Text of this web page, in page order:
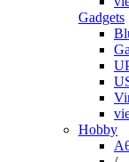
Gadgets
Hobby